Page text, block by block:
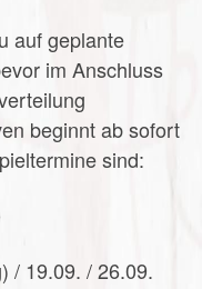
auf geplante
im Anschluss
beginnt ab sofort
sind:
/ 19.09. / 26.09.